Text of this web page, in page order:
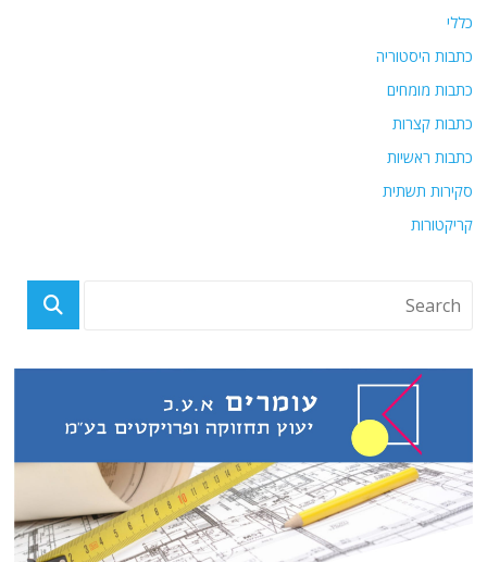
כללי
כתבות היסטוריה
כתבות מומחים
כתבות קצרות
כתבות ראשיות
סקירות תשתית
קריקטורות